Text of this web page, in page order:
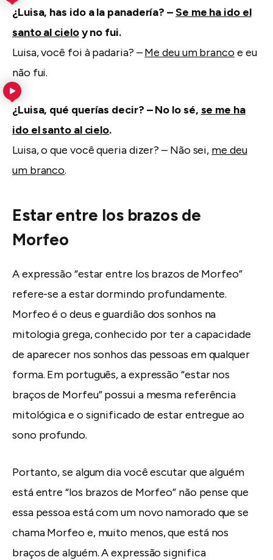
¿Luisa, has ido a la panadería? –Se me ha ido el
santo al cieloy no fui.
Luisa, você foi à padaria? –Me deu um brancoe eu
não fui.
¿Luisa, qué querías decir? – No lo sé, se me ha
ido el santo al cielo.
Luisa, o que você queria dizer? – Não sei, me deu
um branco.
Estar entre los brazos de
Morfeo
A expressão “estar entre los brazos de Morfeo”
refere-se a estar dormindo profundamente.
Morfeo é o deus e guardião dos sonhos na
mitologia grega, conhecido por ter a capacidade
de aparecer nos sonhos das pessoas em qualquer
forma. Em português, a expressão “estar nos
braços de Morfeu” possui a mesma referência
mitológica e o significado de estar entregue ao
sono profundo.
Portanto, se algum dia você escutar que alguém
está entre “los brazos de Morfeo” não pense que
essa pessoa está com um novo namorado que se
chama Morfeo e, muito menos, que está nos
braços de alguém. A expressão significa